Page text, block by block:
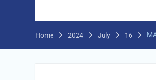
Home 2024 July 16